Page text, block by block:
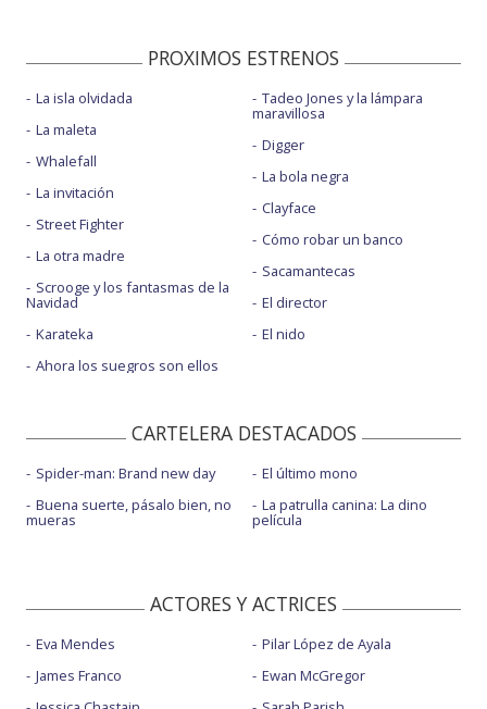
PROXIMOS ESTRENOS
La isla olvidada
La maleta
Whalefall
La invitación
Street Fighter
La otra madre
Scrooge y los fantasmas de la
Navidad
Karateka
Ahora los suegros son ellos
Tadeo Jones y la lámpara
maravillosa
Digger
La bola negra
Clayface
Cómo robar un banco
Sacamantecas
El director
El nido
CARTELERA DESTACADOS
Spider-man: Brand new day
Buena suerte, pásalo bien, no
mueras
El último mono
La patrulla canina: La dino
película
ACTORES Y ACTRICES
Eva Mendes
James Franco
Pilar López de Ayala
Ewan McGregor